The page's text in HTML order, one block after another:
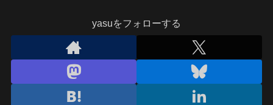
yasuをフォローする